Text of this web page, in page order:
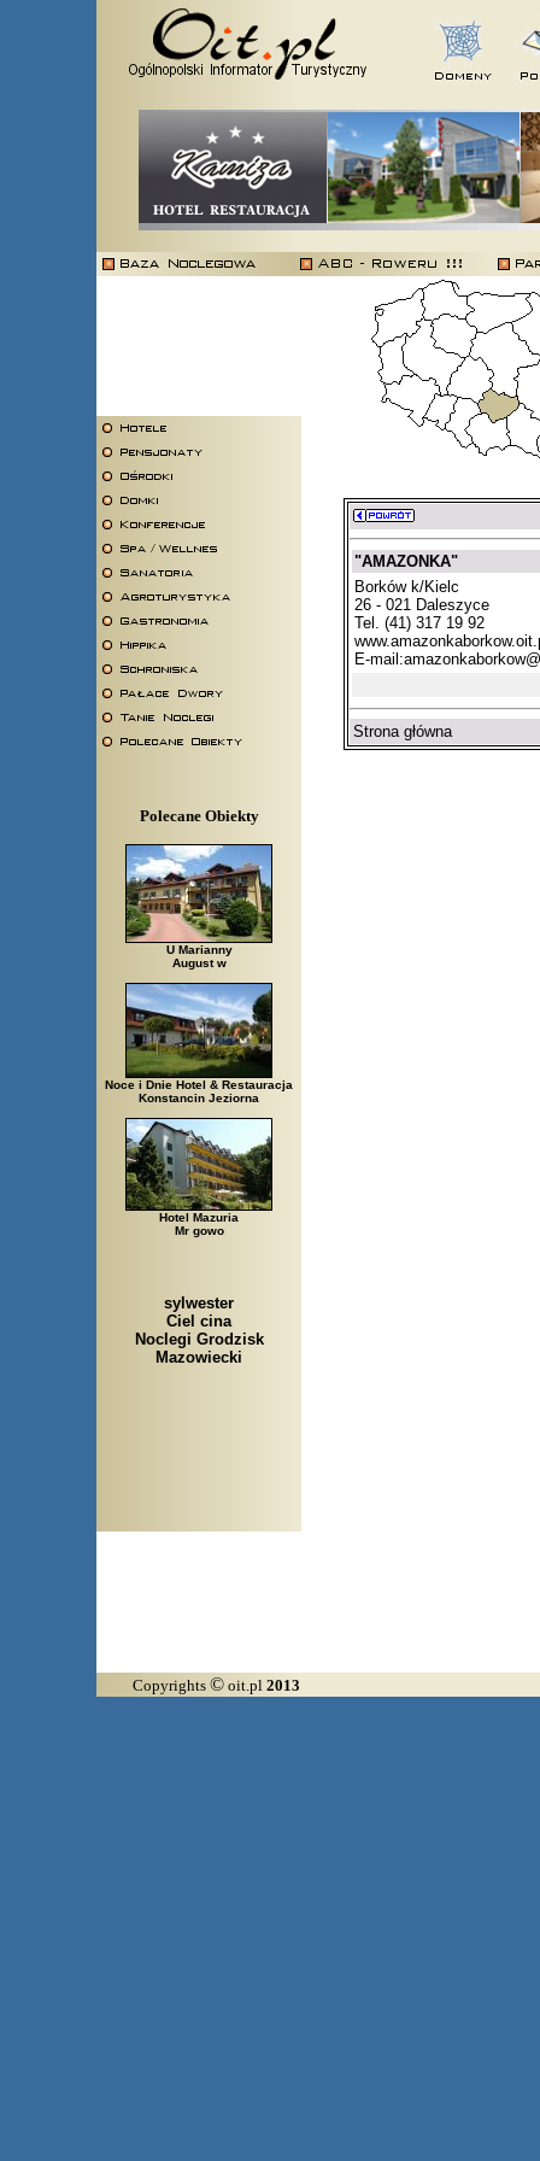
Polecane Obiekty
U Marianny
August w
Noce i Dnie Hotel & Restauracja
Konstancin Jeziorna
Hotel Mazuria
Mr gowo
sylwester
Ciel cina
Noclegi Grodzisk
Mazowiecki
"AMAZONKA"
Borków k/Kielc
26 - 021 Daleszyce
Tel. (41) 317 19 92
E-mail:
Strona główna
Copyrights © oit.pl 2013